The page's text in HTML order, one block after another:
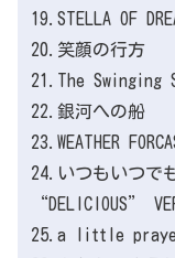
19.STELLA OF
20.笑顔の行方
21.The Swinging
22.銀河への船
23.WEATHER
24.いつもいつでも
“DELICIOUS”
25.a little